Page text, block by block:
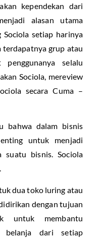
kependekan dari
alasan utama
Sociola setiap harinya
terdapatnya grup atau
selalu
Sociola, mereview
secara Cuma –
bahwa dalam bisnis
untuk menjadi
suatu bisnis. Sociola
dua toko luring atau
dengan tujuan
untuk membantu
belanja dari setiap